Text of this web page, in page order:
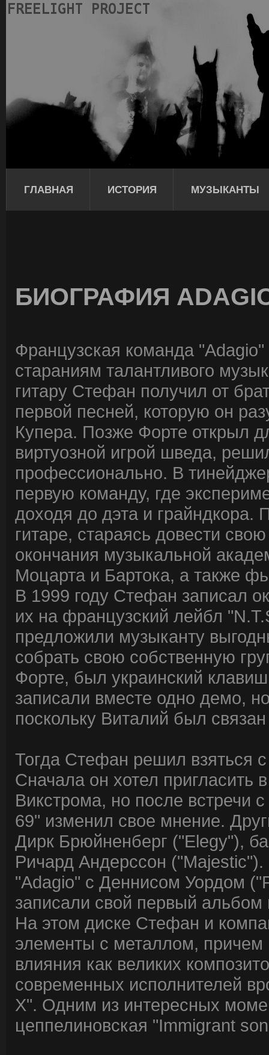
ГЛАВНАЯ ИСТОРИЯ МУЗЫКАНТЫ
БИОГРАФИЯ
Французская команда
стараниям талантливого
гитару Стефан получил от
первой песней, которую он
Купера. Позже Форте открыл
виртуозной игрой шведа,
профессионально. В
первую команду, где
доходя до дэта и грайндкора.
гитаре, стараясь довести
окончания музыкальной
Моцарта и Бартока, а также
В 1999 году Стефан записал
их на французский лейбл
предложили музыканту
собрать свою собственную
Форте, был украинский
записали вместе одно демо,
поскольку Виталий был
Тогда Стефан решил взяться с
Сначала он хотел
Викстрома, но после встречи
69" изменил свое мнение.
Дирк Брюйненберг ("Elegy"),
Ричард Андерссон
"Adagio" с Деннисом Уордом
записали свой первый
На этом диске Стефан и
элементы с металлом,
влияния как великих
современных исполнителей
X". Одним из интересных
цеппелиновская "Immigrant